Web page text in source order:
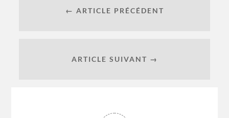
← ARTICLE PRÉCÉDENT
ARTICLE SUIVANT →